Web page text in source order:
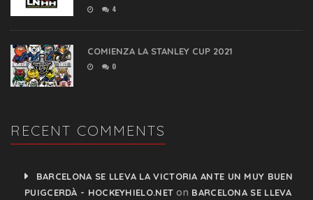
4
COMIENZA LA STANLEY CUP 2021
0
RECENT COMMENTS
BARCELONA SE LLEVA LA VICTORIA ANTE UN MUY BUEN
PUIGCERDÀ - HOCKEYHIELO.NET on BARCELONA SE LLEVA